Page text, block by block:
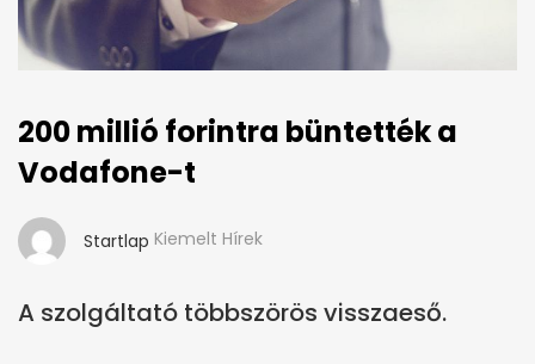
200 millió forintra büntették a
Vodafone-t
Startlap Kiemelt Hírek
A szolgáltató többszörös visszaeső.